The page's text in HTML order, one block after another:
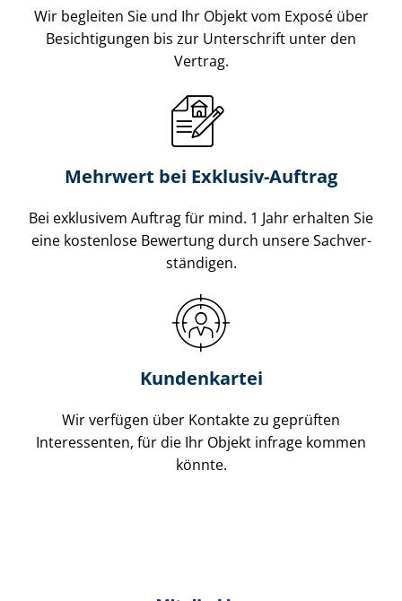
Wir begleiten Sie und Ihr Objekt vom Exposé über
Besichtigungen bis zur Unterschrift unter den
Vertrag.
Mehrwert bei Exklusiv-Auftrag
Bei exklusivem Auftrag für mind. 1 Jahr erhalten Sie
eine kostenlose Bewertung durch unsere Sach­ver­
stän­di­gen.
Kundenkartei
Wir verfügen über Kontakte zu geprüften
Interessenten, für die Ihr Objekt infrage kommen
könnte.